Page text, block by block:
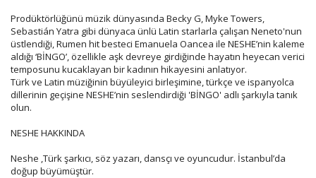
Prodüktörlüğünü müzik dünyasında Becky G, Myke Towers,
Sebastián Yatra gibi dünyaca ünlü Latin starlarla çalışan Neneto'nun
üstlendiği, Rumen hit besteci Emanuela Oancea ile NESHE’nin kaleme
aldığı ‘BİNGO’, özellikle aşk devreye girdiğinde hayatın heyecan verici
temposunu kucaklayan bir kadının hikayesini anlatıyor.
Türk ve Latin müziğinin büyüleyici birleşimine, türkçe ve ispanyolca
dillerinin geçişine NESHE’nin seslendirdiği 'BİNGO' adlı şarkıyla tanık
olun.
NESHE HAKKINDA
Neshe ,Türk şarkıcı, söz yazarı, dansçı ve oyuncudur. İstanbul’da
doğup büyümüştür.